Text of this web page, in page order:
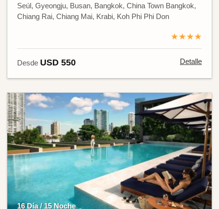
Seúl, Gyeongju, Busan, Bangkok, China Town Bangkok,
Chiang Rai, Chiang Mai, Krabi, Koh Phi Phi Don
★★★★
Desde USD 550 Detalle
16 Día / 15 Noche